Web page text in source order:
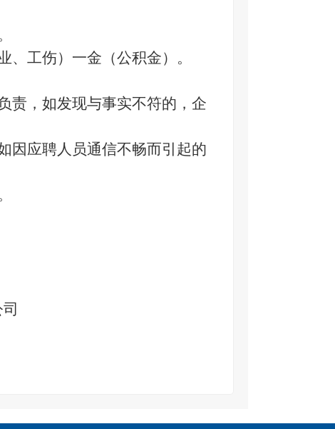
、工伤） 一金（公积金） 。
责，如发现与事实不符的，企
因应聘人员通信不畅而引起的